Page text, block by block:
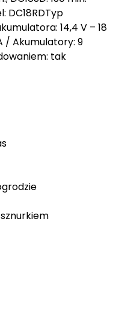
DC18RDTyp
14,4 V – 18
/ Akumulatory: 9
tak